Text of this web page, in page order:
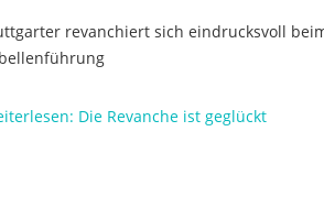
revanchiert sich eindrucksvoll
Die Revanche ist geglückt